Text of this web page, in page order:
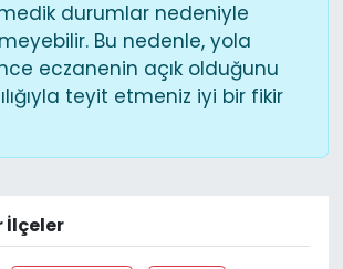
durumlar nedeniyle
Bu nedenle, yola
eczanenin açık olduğunu
teyit etmeniz iyi bir fikir
İlçeler